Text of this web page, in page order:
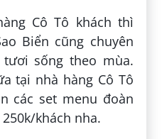
Cô Tô khách thì
Biển cũng chuyên
sống theo mùa.
tại nhà hàng Cô Tô
các set menu đoàn
khách nha.